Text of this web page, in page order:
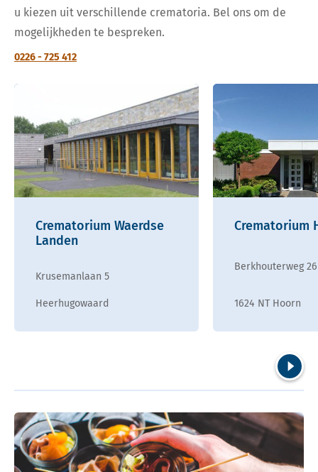
u kiezen uit verschillende crematoria. Bel ons om de
mogelijkheden te bespreken.
0226 - 725 412
Crematorium Waerdse
Landen
Krusemanlaan 5
Heerhugowaard
Crematorium
Berkhouterweg 26
1624 NT Hoorn